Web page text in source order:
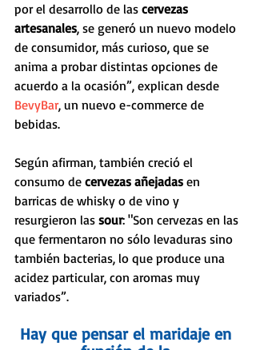
por el desarrollo de las cervezas
artesanales, se generó un nuevo modelo
de consumidor, más curioso, que se
anima a probar distintas opciones de
acuerdo a la ocasión”, explican desde
BevyBar, un nuevo e-commerce de
bebidas.
Según afirman, también creció el
consumo de cervezas añejadas en
barricas de whisky o de vino y
resurgieron las sour: "Son cervezas en las
que fermentaron no sólo levaduras sino
también bacterias, lo que produce una
acidez particular, con aromas muy
variados”.
Hay que pensar el maridaje en